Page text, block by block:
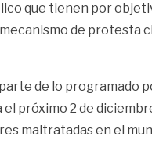
que tienen por
de protesta
de lo programado
próximo 2 de
maltratadas en el